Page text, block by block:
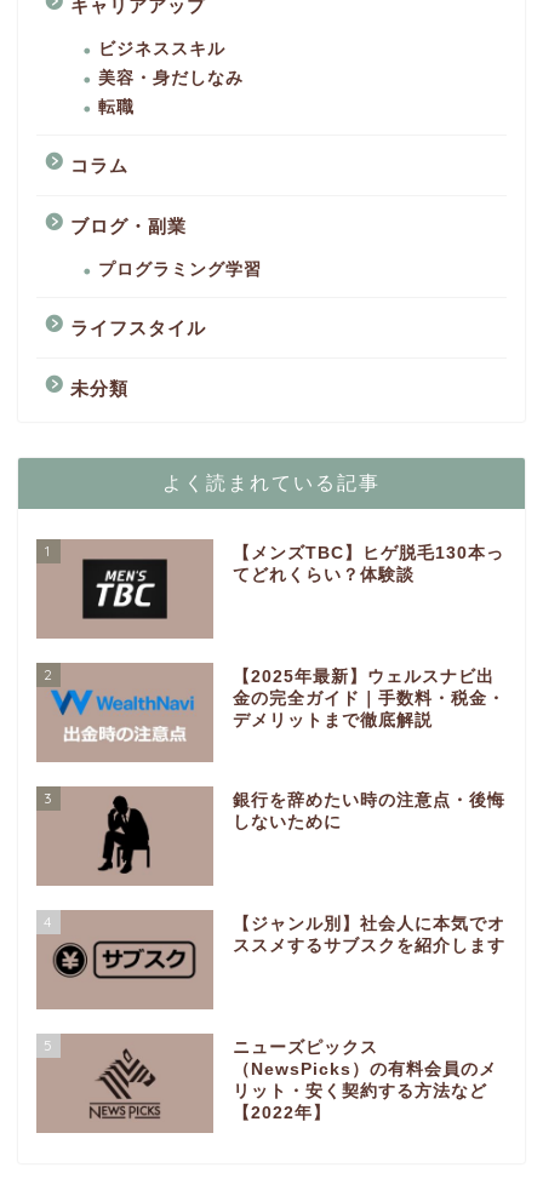
キャリアアップ
ビジネススキル
美容・身だしなみ
転職
コラム
ブログ・副業
プログラミング学習
ライフスタイル
未分類
よく読まれている記事
1
【メンズTBC】ヒゲ脱毛130本っ
てどれくらい？体験談
2
【2025年最新】ウェルスナビ出
金の完全ガイド｜手数料・税金・
デメリットまで徹底解説
3
銀行を辞めたい時の注意点・後悔
しないために
4
【ジャンル別】社会人に本気でオ
ススメするサブスクを紹介します
5
ニューズピックス
（NewsPicks）の有料会員のメ
リット・安く契約する方法など
【2022年】